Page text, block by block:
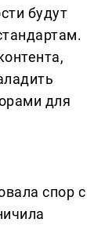
будут
для
спор с